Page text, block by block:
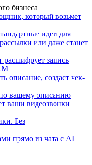
бизнеса
который возьмет
идеи для
или даже станет
расшифрует запись
описание, создаст чек-
вашему описанию
ваши видеозвонки
Без
прямо из чата с AI